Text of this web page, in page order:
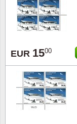
EUR 1500